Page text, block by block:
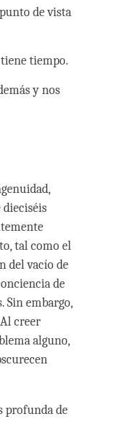
de vista
tiempo.
y nos
tal como el
del vacío de
de
Sin embargo,
creer
alguno,
profunda de